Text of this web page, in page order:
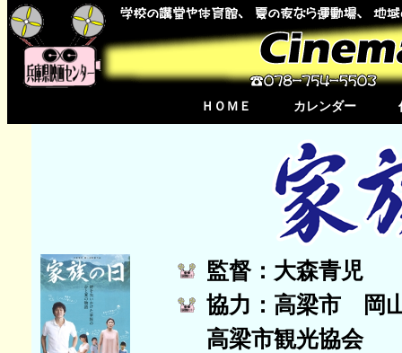
ＨＯＭＥ カレンダー
監督：大森青児
協力：高梁市 岡
高梁市観光協会